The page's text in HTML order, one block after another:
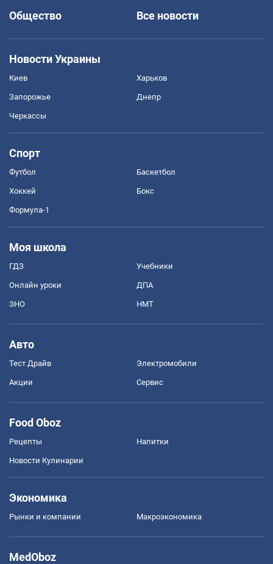
Общество
Все новости
Новости Украины
Киев Харьков
Запорожье Днепр
Черкассы
Спорт
Футбол Баскетбол
Хоккей Бокс
Формула-1
Моя школа
ГДЗ Учебники
Онлайн уроки ДПА
ЗНО НМТ
Авто
Тест Драйв Электромобили
Акции Сервис
Food Oboz
Рецепты Напитки
Новости Кулинарии
Экономика
Рынки и компании Mакроэкономика
MedOboz